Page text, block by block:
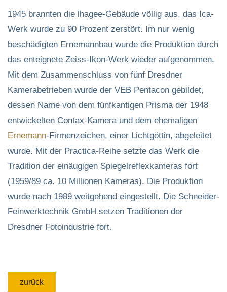
1945 brannten die lhagee-Gebäude völlig aus, das Ica-
Werk wurde zu 90 Prozent zerstört. Im nur wenig
beschädigten Ernemannbau wurde die Produktion durch
das enteignete Zeiss-Ikon-Werk wieder aufgenommen.
Mit dem Zusammenschluss von fünf Dresdner
Kamerabetrieben wurde der VEB Pentacon gebildet,
dessen Name von dem fünfkantigen Prisma der 1948
entwickelten Contax-Kamera und dem ehemaligen
Ernemann-Firmenzeichen, einer Lichtgöttin, abgeleitet
wurde. Mit der Practica-Reihe setzte das Werk die
Tradition der einäugigen Spiegelreflexkameras fort
(1959/89 ca. 10 Millionen Kameras). Die Produktion
wurde nach 1989 weitgehend eingestellt. Die Schneider-
Feinwerktechnik GmbH setzen Traditionen der
Dresdner Fotoindustrie fort.
zurück